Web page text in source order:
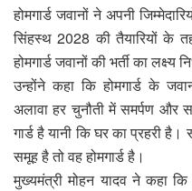
होमगार्ड जवानों ने अपनी
सिंहस्थ 2028 की तैयारियों के
होमगार्ड जवानों की भर्ती का लक्ष्य
उन्होंने कहा कि होमगार्ड के
अलावा हर चुनौती में समर्पण और
गार्ड है यानी कि घर का प्रहरी
समूह है तो वह होमगार्ड है।
मुख्यमंत्री मोहन यादव ने कहा